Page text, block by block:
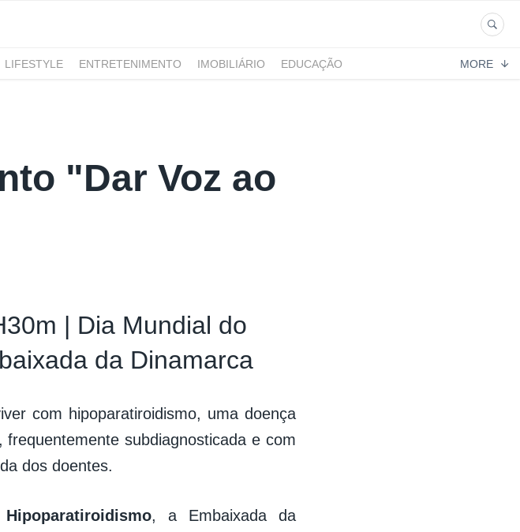
LIFESTYLE ENTRETENIMENTO IMOBILIÁRIO
EDUCAÇÃO
MORE
"Dar Voz ao
| Dia Mundial do
da Dinamarca
com hipoparatiroidismo, uma doença
subdiagnosticada e com
dos doentes.
, a Embaixada da